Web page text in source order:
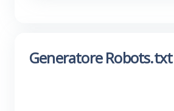
Generatore Robots.txt